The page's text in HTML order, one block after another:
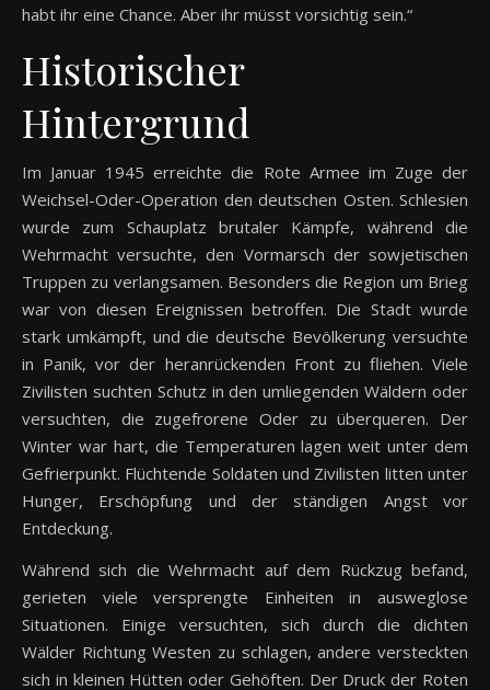
habt ihr eine Chance. Aber ihr müsst vorsichtig sein.“
Historischer
Hintergrund
Im Januar 1945 erreichte die Rote Armee im Zuge der
Weichsel-Oder-Operation den deutschen Osten. Schlesien
wurde zum Schauplatz brutaler Kämpfe, während die
Wehrmacht versuchte, den Vormarsch der sowjetischen
Truppen zu verlangsamen. Besonders die Region um Brieg
war von diesen Ereignissen betroffen. Die Stadt wurde
stark umkämpft, und die deutsche Bevölkerung versuchte
in Panik, vor der heranrückenden Front zu fliehen. Viele
Zivilisten suchten Schutz in den umliegenden Wäldern oder
versuchten, die zugefrorene Oder zu überqueren. Der
Winter war hart, die Temperaturen lagen weit unter dem
Gefrierpunkt. Flüchtende Soldaten und Zivilisten litten unter
Hunger, Erschöpfung und der ständigen Angst vor
Entdeckung.
Während sich die Wehrmacht auf dem Rückzug befand,
gerieten viele versprengte Einheiten in ausweglose
Situationen. Einige versuchten, sich durch die dichten
Wälder Richtung Westen zu schlagen, andere versteckten
sich in kleinen Hütten oder Gehöften. Der Druck der Roten